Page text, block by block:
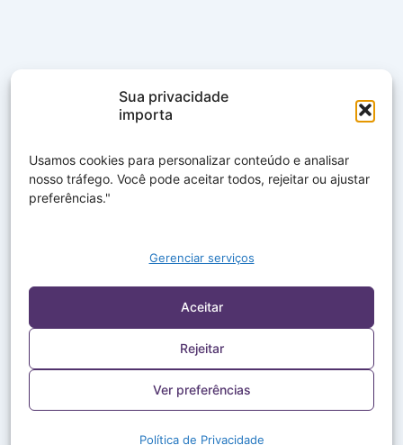
Sua privacidade
importa
Usamos cookies para personalizar conteúdo e analisar
nosso tráfego. Você pode aceitar todos, rejeitar ou ajustar
preferências."
Gerenciar serviços
Aceitar
Rejeitar
Ver preferências
Política de Privacidade